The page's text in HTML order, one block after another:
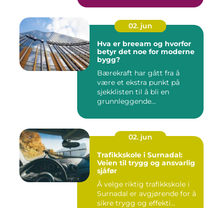
02. jun
Hva er breeam og hvorfor
betyr det noe for moderne
bygg?
Bærekraft har gått fra å
være et ekstra punkt på
sjekklisten til å bli en
grunnleggende
02. jun
Trafikkskole i Surnadal:
Veien til trygg og ansvarlig
sjåfør
Å velge riktig trafikkskole i
Surnadal er avgjørende for å
sikre trygg og effekti...